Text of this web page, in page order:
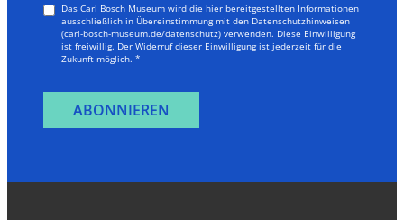
Das Carl Bosch Museum wird die hier bereitgestellten Informationen
ausschließlich in Übereinstimmung mit den Datenschutzhinweisen
(carl-bosch-museum.de/datenschutz) verwenden. Diese Einwilligung
ist freiwillig. Der Widerruf dieser Einwilligung ist jederzeit für die
Zukunft möglich.*